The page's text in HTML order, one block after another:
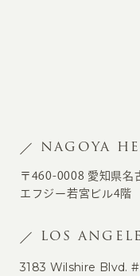
NAGOYA
〒460-0008 愛知県名
エフジー若宮ビル4階
LOS
3183 Wilshire Blvd. #